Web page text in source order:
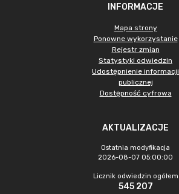
INFORMACJE
Mapa strony
Ponowne wykorzystanie
Rejestr zmian
Statystyki odwiedzin
Udostępnienie informacji
publicznej
Dostępność cyfrowa
AKTUALIZACJE
Ostatnia modyfikacja
2026-08-07 05:00:00
Licznik odwiedzin ogółem
545 207